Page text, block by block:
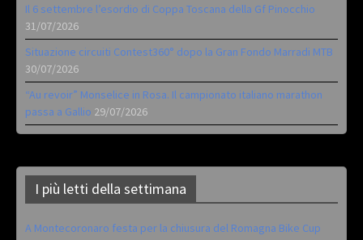
Il 6 settembre l’esordio di Coppa Toscana della Gf Pinocchio
31/07/2026
Situazione circuiti Contest360° dopo la Gran Fondo Marradi MTB
30/07/2026
“Au revoir” Monselice in Rosa. Il campionato italiano marathon
passa a Gallio 29/07/2026
I più letti della settimana
A Montecoronaro festa per la chiusura del Romagna Bike Cup